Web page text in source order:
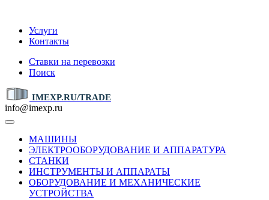
Услуги
Контакты
Ставки на перевозки
Поиск
IMEXP.RU/TRADE
info@imexp.ru
МАШИНЫ
ЭЛЕКТРООБОРУДОВАНИЕ И АППАРАТУРА
СТАНКИ
ИНСТРУМЕНТЫ И АППАРАТЫ
ОБОРУДОВАНИЕ И МЕХАНИЧЕСКИЕ
УСТРОЙСТВА